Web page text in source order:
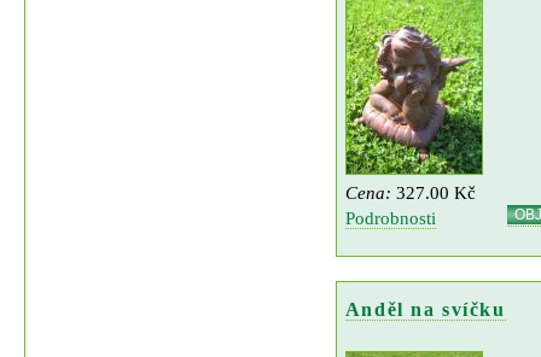
Cena: 327.00 Kč
Podrobnosti
Anděl na svíčku